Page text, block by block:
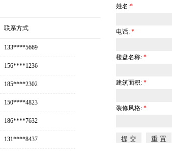
联系方式
133****5669
156****1236
185****2302
150****4823
186****7632
131****8437
姓名:*
电话: *
楼盘名称: *
建筑面积: *
装修风格: *